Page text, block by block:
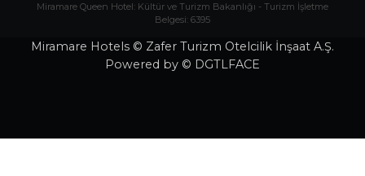
Miramare Queen Hotel: Kültür ve Turizm Bakanlığı - Turizm İşletme
Belgesi: 6395
Miramare Hotels © Zafer Turizm Otelcilik İnşaat A.Ş.
Powered by © DGTLFACE